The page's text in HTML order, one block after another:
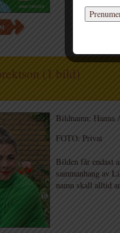
(1 bild)
Bildnamn: Hanna
FOTO: Privat
Bilden får endast
sammanhang av
namn skall alltid